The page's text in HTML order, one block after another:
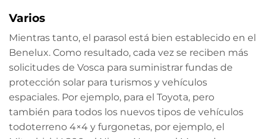
Varios
Mientras tanto, el parasol está bien establecido en el
Benelux. Como resultado, cada vez se reciben más
solicitudes de Vosca para suministrar fundas de
protección solar para turismos y vehículos
espaciales. Por ejemplo, para el Toyota, pero
también para todos los nuevos tipos de vehículos
todoterreno 4×4 y furgonetas, por ejemplo, el